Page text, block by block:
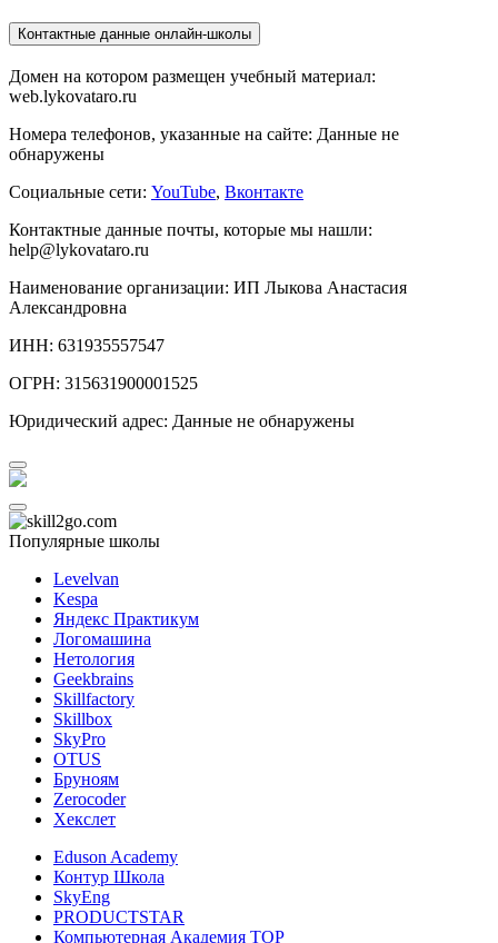
Контактные данные онлайн-школы
Домен на котором размещен учебный материал:
web.lykovataro.ru
Номера телефонов, указанные на сайте: Данные не
обнаружены
Социальные сети: YouTube, Вконтакте
Контактные данные почты, которые мы нашли:
help@lykovataro.ru
Наименование организации: ИП Лыкова Анастасия
Александровна
ИНН: 631935557547
ОГРН: 315631900001525
Юридический адрес: Данные не обнаружены
Популярные школы
Levelvan
Kespa
Яндекс Практикум
Логомашина
Нетология
Geekbrains
Skillfactory
Skillbox
SkyPro
OTUS
Бруноям
Zerocoder
Хекслет
Eduson Academy
Контур Школа
SkyEng
PRODUCTSTAR
Компьютерная Академия TOP